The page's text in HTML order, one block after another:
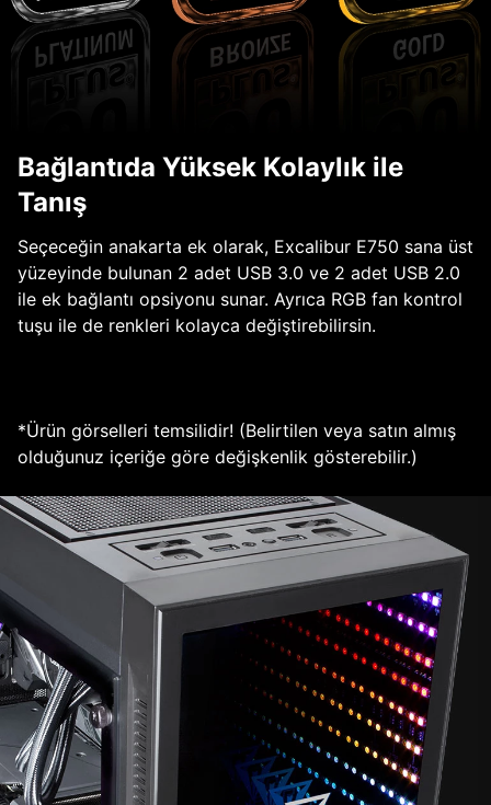
Bağlantıda Yüksek Kolaylık ile
Tanış
Seçeceğin anakarta ek olarak, Excalibur E750 sana üst
yüzeyinde bulunan 2 adet USB 3.0 ve 2 adet USB 2.0
ile ek bağlantı opsiyonu sunar. Ayrıca RGB fan kontrol
tuşu ile de renkleri kolayca değiştirebilirsin.
*Ürün görselleri temsilidir! (Belirtilen veya satın almış
olduğunuz içeriğe göre değişkenlik gösterebilir.)